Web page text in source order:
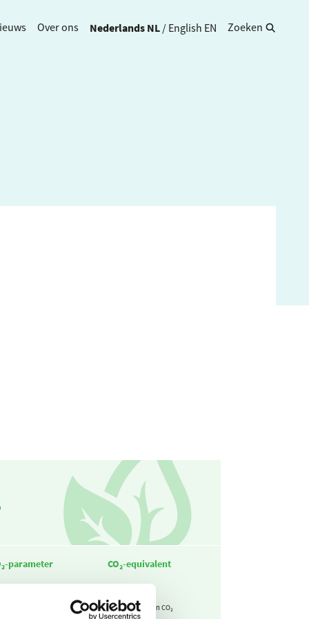
Over ons Nederlands NL / English EN Zoeken
parameter
CO₂-equivalent
kg CO₂ / liter diesel 15,7 ton CO₂